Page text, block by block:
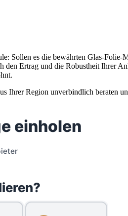
Sollen es die bewährten Glas-Folie-
Ertrag und die Robustheit Ihrer
Ihrer Region unverbindlich beraten
einholen